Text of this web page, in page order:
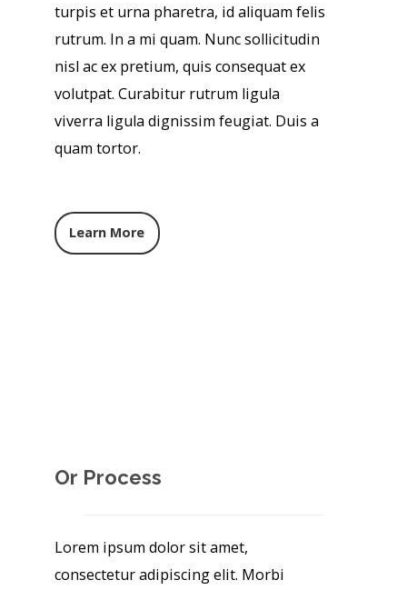
turpis et urna pharetra, id aliquam felis
rutrum. In a mi quam. Nunc sollicitudin
nisl ac ex pretium, quis consequat ex
volutpat. Curabitur rutrum ligula
viverra ligula dignissim feugiat. Duis a
quam tortor.
Learn More
Or Process
Lorem ipsum dolor sit amet,
consectetur adipiscing elit. Morbi